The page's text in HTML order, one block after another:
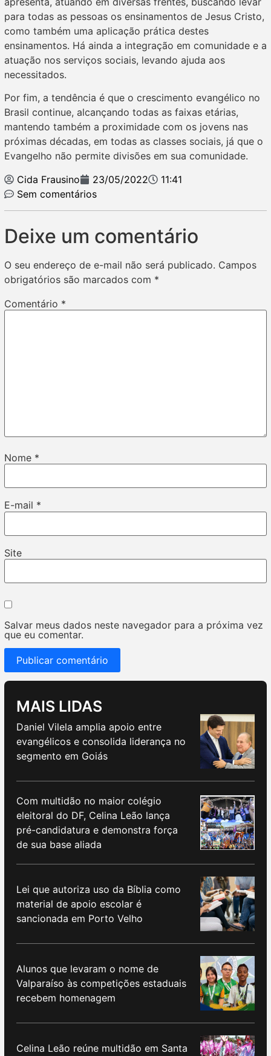
para todas as pessoas os ensinamentos de Jesus Cristo,
como também uma aplicação prática destes
ensinamentos. Há ainda a integração em comunidade e a
atuação nos serviços sociais, levando ajuda aos
necessitados.
Por fim, a tendência é que o crescimento evangélico no
Brasil continue, alcançando todas as faixas etárias,
mantendo também a proximidade com os jovens nas
próximas décadas, em todas as classes sociais, já que o
Evangelho não permite divisões em sua comunidade.
Cida Frausino
23/05/2022
11:41
Sem comentários
Deixe um comentário
O seu endereço de e-mail não será publicado. Campos
obrigatórios são marcados com *
Comentário *
Nome *
E-mail *
Site
Salvar meus dados neste navegador para a próxima vez
que eu comentar.
MAIS LIDAS
Daniel Vilela amplia apoio entre
evangélicos e consolida liderança no
segmento em Goiás
Com multidão no maior colégio
eleitoral do DF, Celina Leão lança
pré-candidatura e demonstra força
de sua base aliada
Lei que autoriza uso da Bíblia como
material de apoio escolar é
sancionada em Porto Velho
Alunos que levaram o nome de
Valparaíso às competições estaduais
recebem homenagem
Celina Leão reúne multidão em Santa